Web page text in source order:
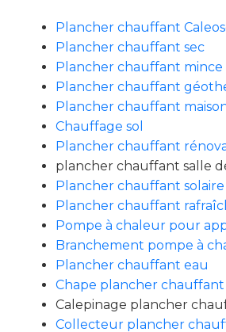
Plancher chauffant
Plancher chauffant sec
Plancher chauffant mince
Plancher chauffant
Plancher chauffant
Chauffage sol
Plancher chauffant
plancher chauffant salle
Plancher chauffant solaire
Plancher chauffant
Pompe à chaleur pour
Branchement pompe à
Plancher chauffant eau
Chape plancher chauffant
Calepinage plancher
Collecteur plancher